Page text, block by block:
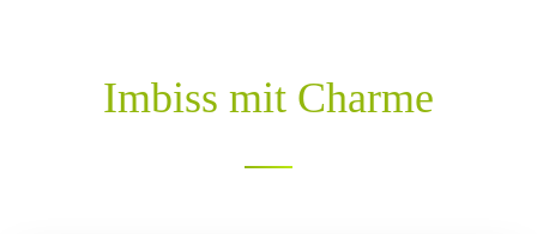
Imbiss mit Charme